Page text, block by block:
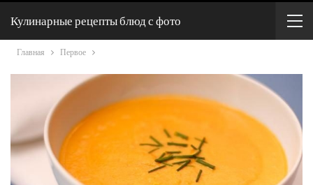
Кулинарные рецепты блюд с фото
Главная Первое